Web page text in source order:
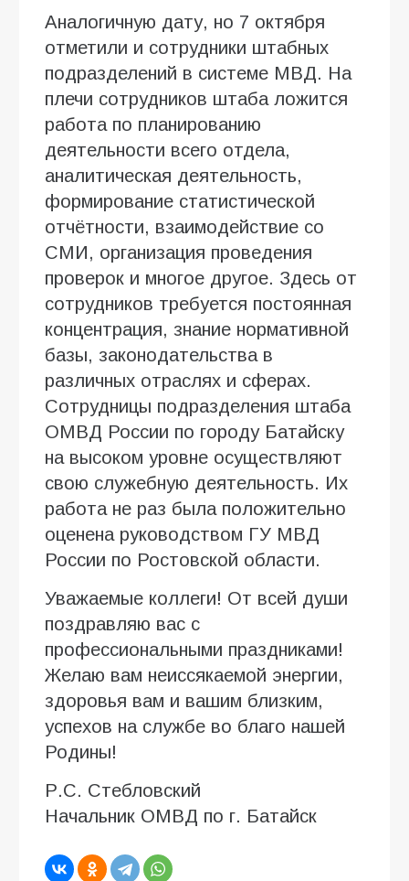
Аналогичную дату, но 7 октября
отметили и сотрудники штабных
подразделений в системе МВД. На
плечи сотрудников штаба ложится
работа по планированию
деятельности всего отдела,
аналитическая деятельность,
формирование статистической
отчётности, взаимодействие со
СМИ, организация проведения
проверок и многое другое. Здесь от
сотрудников требуется постоянная
концентрация, знание нормативной
базы, законодательства в
различных отраслях и сферах.
Сотрудницы подразделения штаба
ОМВД России по городу Батайску
на высоком уровне осуществляют
свою служебную деятельность. Их
работа не раз была положительно
оценена руководством ГУ МВД
России по Ростовской области.
Уважаемые коллеги! От всей души
поздравляю вас с
профессиональными праздниками!
Желаю вам неиссякаемой энергии,
здоровья вам и вашим близким,
успехов на службе во благо нашей
Родины!
Р.С. Стебловский
Начальник ОМВД по г. Батайск